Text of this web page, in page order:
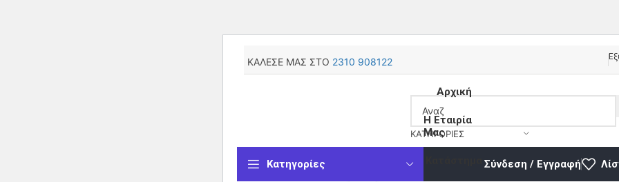
ΚΑΛΕΣΕ ΜΑΣ ΣΤΟ 2310 908122
ΚΑΤΗΓΟΡΊΕΣ
Κατηγορίες
Αρχική
Η Εταιρία
Μας
Σύνδεση / Εγγραφή
Κάντε κλικ για μεγέθυνση